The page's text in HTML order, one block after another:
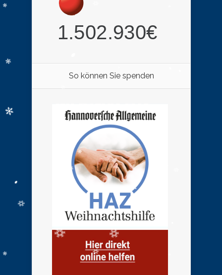
So können Sie spenden